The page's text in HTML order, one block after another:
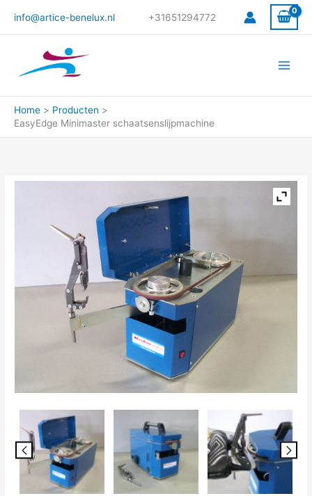
naar
de
info@artice-benelux.nl +31651294772
Home
Producten
EasyEdge Minimaster schaatsenslijpmachine